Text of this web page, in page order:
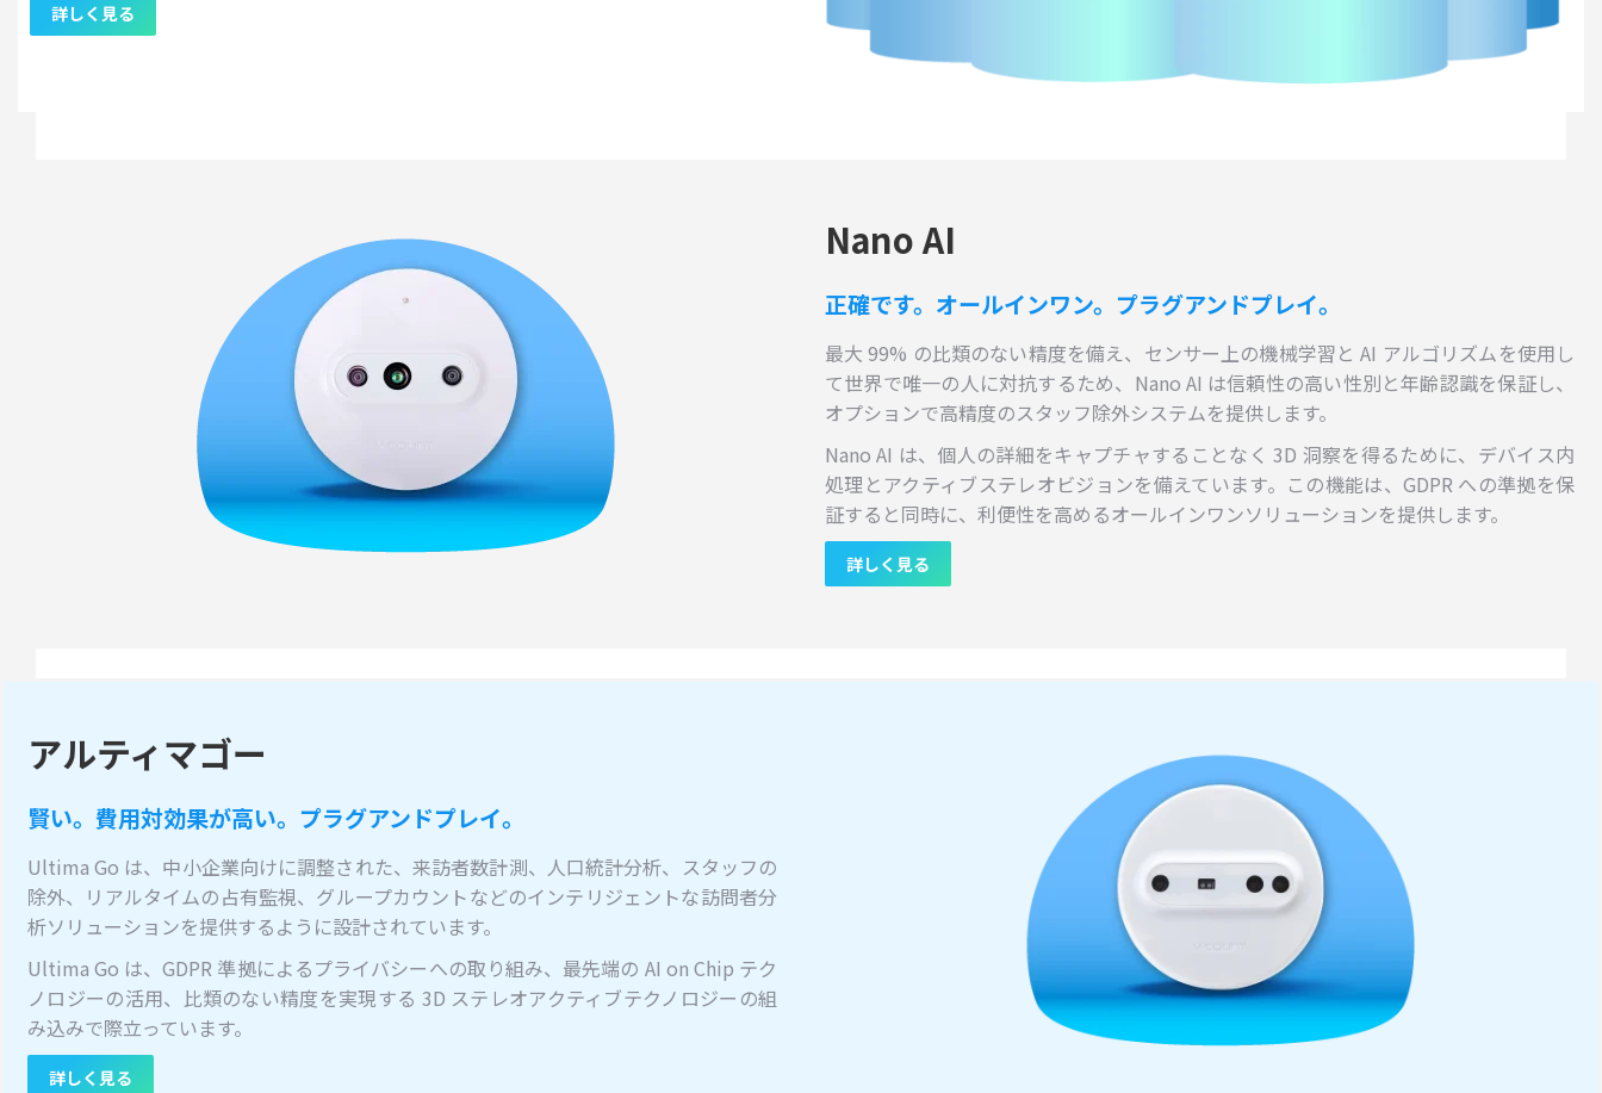
詳しく見る
Nano AI
正確です。オールインワン。プラグアンドプレイ。
最大 99% の比類のない精度を備え、センサー上の機械学習と AI アルゴリズムを使用し
て世界で唯一の人に対抗するため、Nano AI は信頼性の高い性別と年齢認識を保証し、
オプションで高精度のスタッフ除外システムを提供します。
Nano AI は、個人の詳細をキャプチャすることなく 3D 洞察を得るために、デバイス内
処理とアクティブステレオビジョンを備えています。この機能は、GDPR への準拠を保
証すると同時に、利便性を高めるオールインワンソリューションを提供します。
詳しく見る
アルティマゴー
賢い。費用対効果が高い。プラグアンドプレイ。
Ultima Go は、中小企業向けに調整された、来訪者数計測、人口統計分析、スタッフの
除外、リアルタイムの占有監視、グループカウントなどのインテリジェントな訪問者分
析ソリューションを提供するように設計されています。
Ultima Go は、GDPR 準拠によるプライバシーへの取り組み、最先端の AI on Chip テク
ノロジーの活用、比類のない精度を実現する 3D ステレオアクティブテクノロジーの組
み込みで際立っています。
詳しく見る